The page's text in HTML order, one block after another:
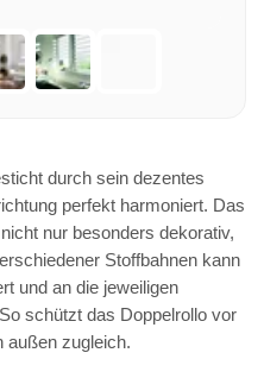
durch sein dezentes
perfekt harmoniert. Das
nur besonders dekorativ,
Stoffbahnen kann
und an die jeweiligen
schützt das Doppelrollo vor
außen zugleich.